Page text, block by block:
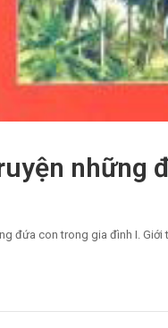
những
đứa con trong gia đình I. Giới